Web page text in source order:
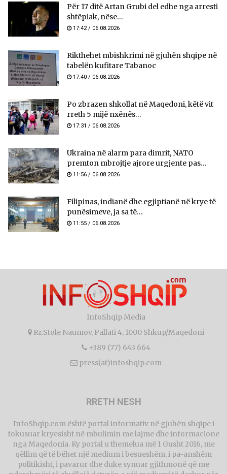
Për 17 ditë Artan Grubi del edhe nga arresti
shtëpiak, nëse...
17:42 / 06.08.2026
Rikthehet mbishkrimi në gjuhën shqipe në
tabelën kufitare Tabanoc
17:40 / 06.08.2026
Po zbrazen shkollat në Maqedoni, këtë vit
rreth 5 mijë nxënës...
17:31 / 06.08.2026
Ukraina në alarm para dimrit, NATO
premton mbrojtje ajrore urgjente pas...
11:56 / 06.08.2026
Filipinas, indianë dhe egjiptianë në krye të
punësimeve, ja sa të...
11:55 / 06.08.2026
InfoShqip Media
Rr.Stole Naumov, Pallati 4, 1000 Shkup/Maqedoni
+389 (77) 643 664
press(at)infoshqip.com
RRETH NESH
InfoShqip.com është portal informativ në gjuhën shqipe i
fokusuar kryesisht në mbulimin me lajme dhe informacione
nga Maqedonia. Ky portal u themelua më 1 Gusht 2016, me
qëllim që të bëhet një medium i besueshëm, i pa-anshëm
politikisht, i pavarur dhe duke synuar gjithmonë që me